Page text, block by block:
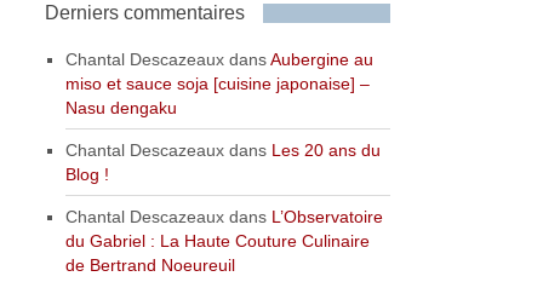
Derniers commentaires
Chantal Descazeaux dansAubergine au
miso et sauce soja [cuisine japonaise] –
Nasu dengaku
Chantal Descazeaux dans Les 20 ans du
Blog !
Chantal Descazeaux dans L’Observatoire
du Gabriel : La Haute Couture Culinaire
de Bertrand Noeureuil